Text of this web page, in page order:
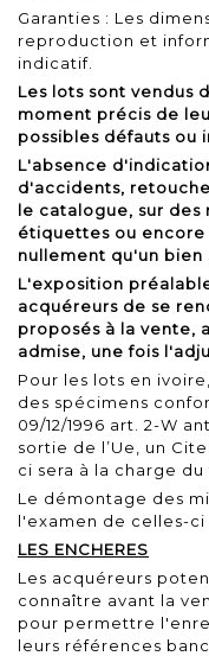
Garanties : Les
reproduction et
indicatif.
Les lots sont vendus
moment précis de
possibles défauts ou
L'absence
d'accidents,
le catalogue, sur
étiquettes ou
nullement qu'un
L'exposition
acquéreurs de se
proposés à la vente,
admise, une fois
Pour les lots en
des spécimens
09/12/1996 art. 2-W
sortie de l’Ue, un
ci sera à la charge
Le démontage des
l'examen de celles-
LES ENCHERES
Les acquéreurs
connaître avant la
pour permettre
leurs références